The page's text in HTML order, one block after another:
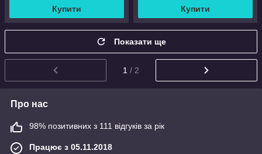
Купити Купити
Показати ще
1 / 2
Про нас
98% позитивних з 111 відгуків за рік
Працює з 05.11.2018